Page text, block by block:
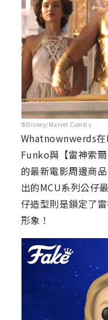
©Disney/Marvel Comics
Whatnownwerds
Funko與【雷神索
的最新電影周邊商
出的MCU系列公仔
仔造型則是鎖定了
形象！